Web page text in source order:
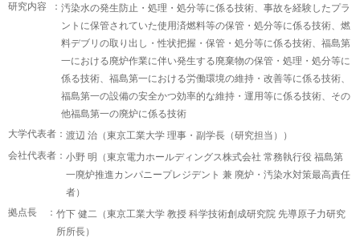
研究内容 ： 汚染水の発生防止・処理・処分等に係る技術、事故を経験したプラ
ントに保管されていた使用済燃料等の保管・処分等に係る技術、燃
料デブリの取り出し・性状把握・保管・処分等に係る技術、福島第
一における廃炉作業に伴い発生する廃棄物の保管・処理・処分等に
係る技術、福島第一における労働環境の維持・改善等に係る技術、
福島第一の設備の安全かつ効率的な維持・運用等に係る技術、その
他福島第一の廃炉に係る技術
大学代表者： 渡辺 治（東京工業大学 理事・副学長（研究担当））
会社代表者： 小野 明（東京電力ホールディングス株式会社 常務執行役 福島第
一廃炉推進カンパニープレジデント 兼 廃炉・汚染水対策最高責任
者）
拠点長 ： 竹下 健二（東京工業大学 教授 科学技術創成研究院 先導原子力研究
所所長）